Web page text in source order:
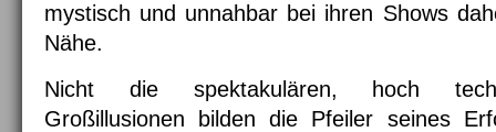
mystisch und unnahbar bei ihren Shows
Nähe.
Nicht die spektakulären, hoch
Großillusionen bilden die Pfeiler seines